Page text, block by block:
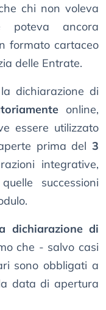
chi non voleva
poteva ancora
formato cartaceo
delle Entrate.
dichiarazione di
online,
essere utilizzato
prima del 3
integrative,
successioni
dichiarazione di
che - salvo casi
sono obbligati a
data di apertura